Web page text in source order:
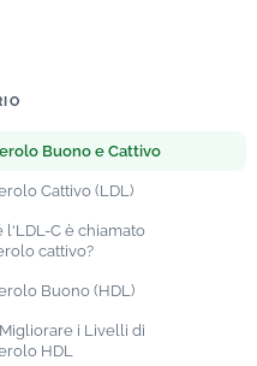
Buono e Cattivo
Cattivo (LDL)
l'LDL-C è chiamato
cattivo?
Buono (HDL)
i Livelli di
HDL